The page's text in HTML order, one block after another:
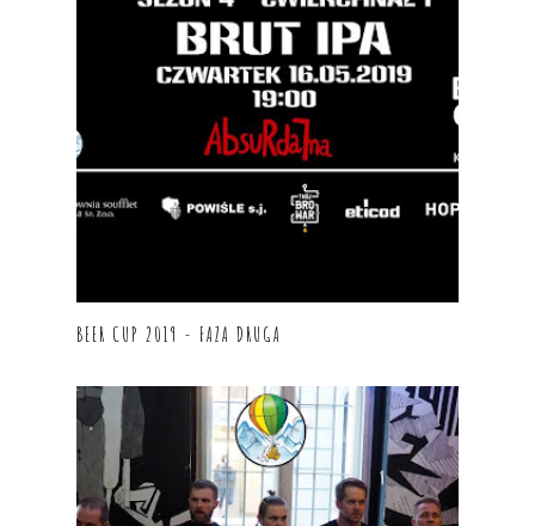
BEER CUP 2019 - FAZA DRUGA